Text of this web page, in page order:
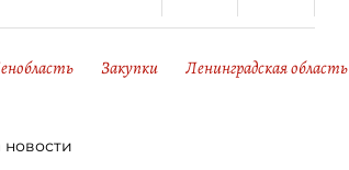
Закупки Ленинградская область
новости